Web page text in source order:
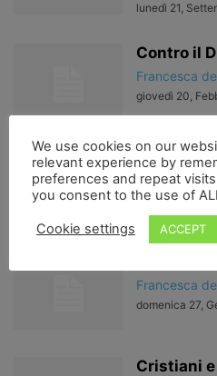
lunedì 21,
Contro il
Francesca
giovedì 20,
Il diritto di
Francesca
mercoledì 18,
Francesca
domenica 27,
Cristiani
We use cookies on our
relevant experience by
preferences and repeat
you consent to the use of
Cookie settings ACCEPT